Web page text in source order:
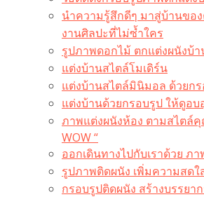
นำความรู้สึกดีๆ มาสู่บ้านขอ
งานศิลปะที่ไม่ซ้ำใคร
รูปภาพดอกไม้ ตกแต่งผนังบ้า
แต่งบ้านสไตล์โมเดิร์น
แต่งบ้านสไตล์มินิมอล ด้วยก
แต่งบ้านด้วยกรอบรูป ให้ดูอบ
ภาพแต่งผนังห้อง ตามสไตล์คุ
WOW “
ออกเดินทางไปกับเราด้วย ภา
รูปภาพติดผนัง เพิ่มความสด
กรอบรูปติดผนัง สร้างบรรย